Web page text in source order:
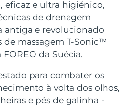
eficaz e ultra higiénico,
de drenagem
antiga e revolucionado
de massagem T-Sonic™
da Suécia.
para combater os
à volta dos olhos,
e pés de galinha -
4 Plus
LED heating
anti-aging massage
2 go
toning on-the-go
line smoothing device
3 kit
hydration
3 LED
and red light therapy
Cuidado oral
4
silicone sonic toothbrush
4 plus
silicone sonic toothbrush
ANTIENVELHECIMENTO
Tratamentos LED
Entrega prevista8/16/26
Entrega prevista
Entrega prevista8/15/26
Entrega prevista 8/15/26